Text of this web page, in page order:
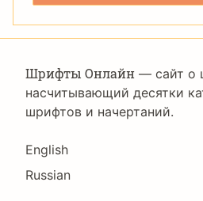
Шрифты Онлайн — сайт о
насчитывающий десятки
шрифтов и начертаний.
Language
English
Russian